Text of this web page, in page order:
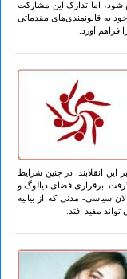
شود، اما تدارک این مشارکت
به قانونمندی‌های مقدماتی
فراهم آورد.
انقلابند. در چنین شرایط
برقراری فضای دیالوگ و
سیاسی- مدنی که از بیانیه
مفید افتد.